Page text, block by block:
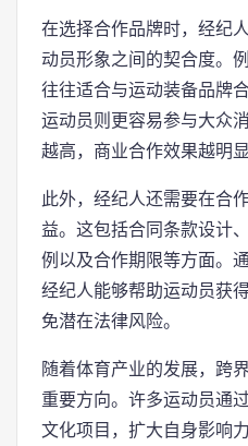
在选择合作品牌时，经纪
动员形象之间的契合度。
往往适合与运动装备品牌
运动员则更容易参与大众
越高，商业合作效果越明显
此外，经纪人还需要在合
益。这包括合同条款设计
例以及合作期限等方面。
经纪人能够帮助运动员获
免潜在法律风险。
随着体育产业的发展，跨
重要方向。许多运动员通
文化项目，扩大自身影响